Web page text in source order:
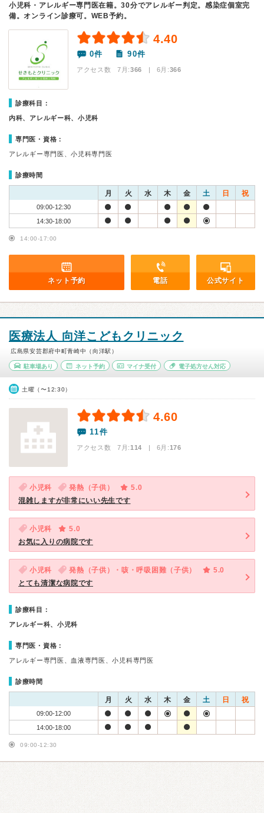
小児科・アレルギー専門医在籍。30分でアレルギー判定。感染症個室完
備。オンライン診療可。WEB予約。
4.40
0件 90件
アクセス数 7月:366 | 6月:366
診療科目：
内科、アレルギー科、小児科
専門医・資格：
アレルギー専門医、小児科専門医
診療時間
月 火 水 木 金 土 日 祝
09:00-12:30
14:30-18:00
14:00-17:00
ネット予約 電話 公式サイト
医療法人 向洋こどもクリニック
広島県安芸郡府中町青崎中（向洋駅）
駐車場あり ネット予約 マイナ受付 電子処方せん対応
土曜（〜12:30）
4.60
11件
アクセス数 7月:114 | 6月:176
小児科 発熱（子供）
5.0
混雑しますが非常にいい先生です
小児科
5.0
お気に入りの病院です
小児科 発熱（子供）・咳・呼吸困難（子供）
5.0
とても清潔な病院です
診療科目：
アレルギー科、小児科
専門医・資格：
アレルギー専門医、血液専門医、小児科専門医
診療時間
月 火 水 木 金 土 日 祝
09:00-12:00
14:00-18:00
09:00-12:30